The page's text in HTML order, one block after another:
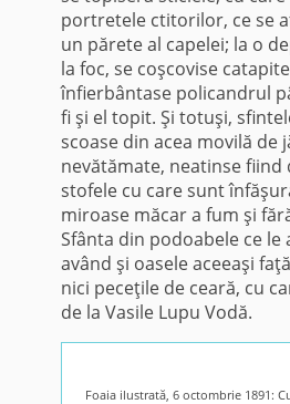
portretele ctitorilor, ce se
un părete al capelei; la o
la foc, se coşcovise
înfierbântase policandrul
fi şi el topit. Şi totuşi,
scoase din acea movilă de
nevătămate, neatinse fiind
stofele cu care sunt
miroase măcar a fum şi
Sfânta din podoabele ce le
având şi oasele aceeaşi
nici peceţile de ceară, cu
de la Vasile Lupu Vodă.
Foaia ilustrată, 6 octombrie 1891: